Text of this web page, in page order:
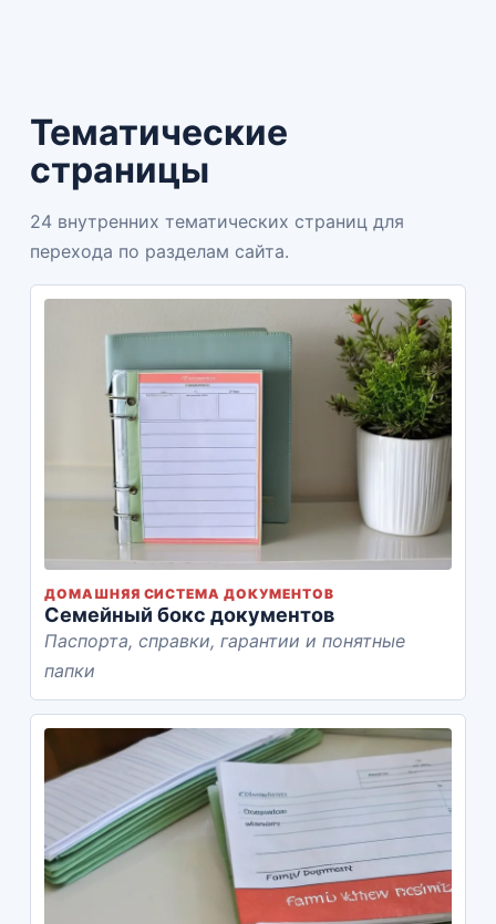
Тематические
страницы
24 внутренних тематических страниц для
перехода по разделам сайта.
ДОМАШНЯЯ СИСТЕМА ДОКУМЕНТОВ
Семейный бокс документов
Паспорта, справки, гарантии и понятные
папки